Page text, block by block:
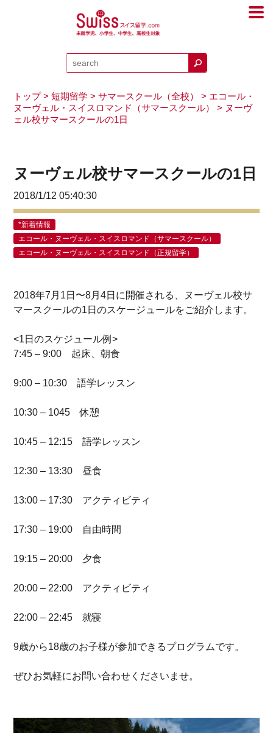
トップ>短期留学 >サマースクール（全校） > エコール・
ヌーヴェル・スイスロマンド（サマースクール）
> ヌーヴ
ェル校サマースクールの1日
ヌーヴェル校サマースクールの1日
2018/1/12 05:40:30
*新着情報
エコール・ヌーヴェル・スイスロマンド（サマースクール）
エコール・ヌーヴェル・スイスロマンド（正規留学）
2018年7月1日〜8月4日に開催される、ヌーヴェル校サ
マースクールの1日のスケージュールをご紹介します。
<1日のスケジュール例>
7:45 – 9:00 起床、朝食
9:00 – 10:30 語学レッスン
10:30 – 1045 休憩
10:45 – 12:15 語学レッスン
12:30 – 13:30 昼食
13:00 – 17:30 アクティビティ
17:30 – 19:00 自由時間
19:15 – 20:00 夕食
20:00 – 22:00 アクティビティ
22:00 – 22:45 就寝
9歳から18歳のお子様が参加できるプログラムです。
ぜひお気軽にお問い合わせくださいませ。